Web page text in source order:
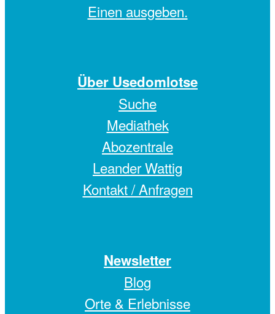
Einen ausgeben.
Über Usedomlotse
Suche
Mediathek
Abozentrale
Leander Wattig
Kontakt / Anfragen
Newsletter
Blog
Orte & Erlebnisse